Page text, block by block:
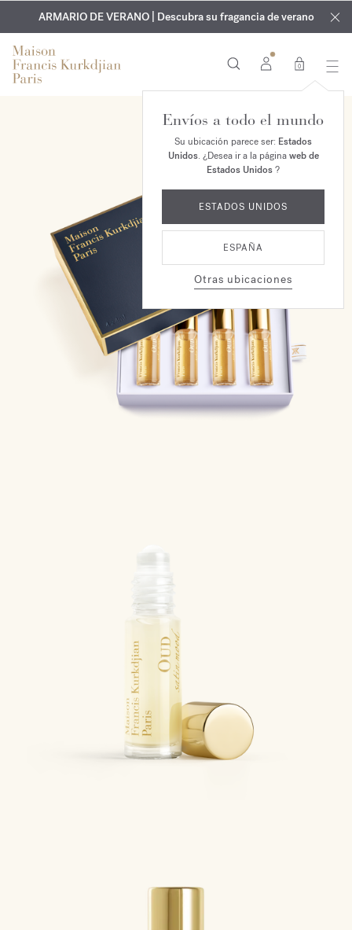
EXCLUSIVO | Descubra la nueva fragancia OUD
velvet mood
en su pedido*
GRABADO GRATUITO | En todas las fragancias y aceites
corporales hasta el 9 de agosto
ARMARIO DE VERANO | Descubra su fragancia de verano
0
Envíos a todo el mundo
Su ubicación parece ser: Estados
Unidos. ¿Desea ir a la páginaweb de
Estados Unidos?
ESTADOS UNIDOS
ESPAÑA
Otras ubicaciones